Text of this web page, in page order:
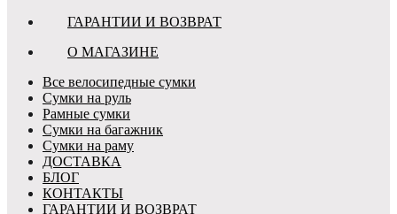
ГАРАНТИИ И ВОЗВРАТ
О МАГАЗИНЕ
Все велосипедные сумки
Сумки на руль
Рамные сумки
Сумки на багажник
Сумки на раму
ДОСТАВКА
БЛОГ
КОНТАКТЫ
ГАРАНТИИ И ВОЗВРАТ